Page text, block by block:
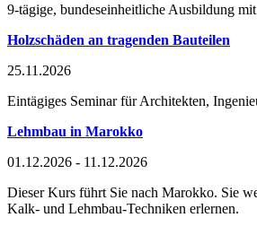
9-tägige, bundeseinheitliche Ausbildung
Holzschäden an tragenden Bauteilen
25.11.2026
Eintägiges Seminar für Architekten,
Lehmbau in Marokko
01.12.2026 - 11.12.2026
Dieser Kurs führt Sie nach Marokko. Sie
Kalk- und Lehmbau-Techniken erlernen.